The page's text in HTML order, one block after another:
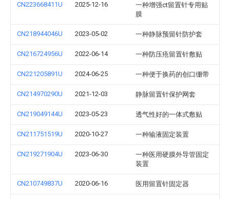
CN223668411U 2025-12-16
一种增强ct留置针专用贴
膜
CN218944046U 2023-05-02 一种静脉预留针防护套
CN216724956U 2022-06-14 一种防压疮留置针敷贴
CN221205891U 2024-06-25 一种便于换药的创口绷带
CN214970290U 2021-12-03 静脉留置针保护网套
CN219049144U 2023-05-23 透气性好的一体式敷贴
CN211751519U 2020-10-27 一种输液固定装置
CN219271904U 2023-06-30
一种医用硬膜外导管固定
装置
CN210749837U 2020-06-16 医用留置针固定器